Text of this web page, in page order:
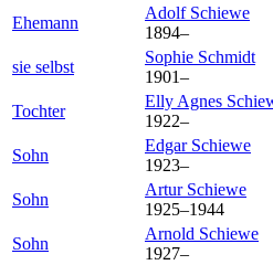
Ehemann
Adolf Schiewe
1894–
sie selbst
Sophie Schmidt
1901–
Tochter
Elly Agnes
1922–
Sohn
Edgar Schiewe
1923–
Sohn
Artur Schiewe
1925–1944
Sohn
Arnold Schiewe
1927–